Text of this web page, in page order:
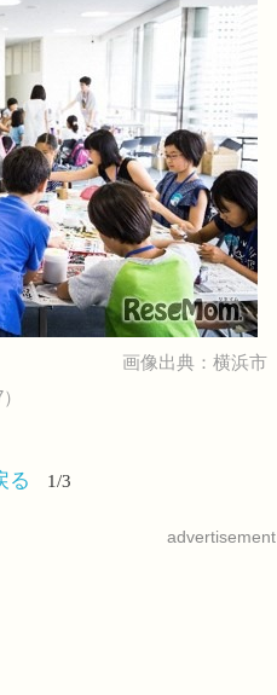
画像出典：横浜市
る 1/3
advertisement